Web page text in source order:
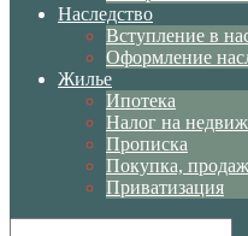
Наследство
Вступление в
Оформление
Жилье
Ипотека
Налог на
Прописка
Покупка,
Приватизация